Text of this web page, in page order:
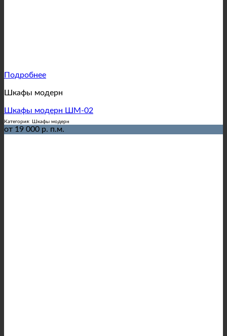
Подробнее
Шкафы модерн
Шкафы модерн ШМ-02
Категория: Шкафы модерн
от 19 000 р. п.м.